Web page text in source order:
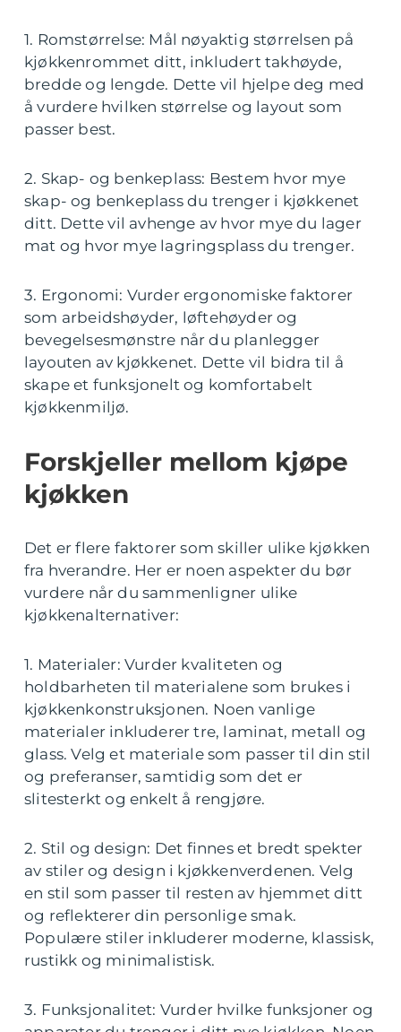
1. Romstørrelse: Mål nøyaktig størrelsen på
kjøkkenrommet ditt, inkludert takhøyde,
bredde og lengde. Dette vil hjelpe deg med
å vurdere hvilken størrelse og layout som
passer best.
2. Skap- og benkeplass: Bestem hvor mye
skap- og benkeplass du trenger i kjøkkenet
ditt. Dette vil avhenge av hvor mye du lager
mat og hvor mye lagringsplass du trenger.
3. Ergonomi: Vurder ergonomiske faktorer
som arbeidshøyder, løftehøyder og
bevegelsesmønstre når du planlegger
layouten av kjøkkenet. Dette vil bidra til å
skape et funksjonelt og komfortabelt
kjøkkenmiljø.
Forskjeller mellom kjøpe
kjøkken
Det er flere faktorer som skiller ulike kjøkken
fra hverandre. Her er noen aspekter du bør
vurdere når du sammenligner ulike
kjøkkenalternativer:
1. Materialer: Vurder kvaliteten og
holdbarheten til materialene som brukes i
kjøkkenkonstruksjonen. Noen vanlige
materialer inkluderer tre, laminat, metall og
glass. Velg et materiale som passer til din stil
og preferanser, samtidig som det er
slitesterkt og enkelt å rengjøre.
2. Stil og design: Det finnes et bredt spekter
av stiler og design i kjøkkenverdenen. Velg
en stil som passer til resten av hjemmet ditt
og reflekterer din personlige smak.
Populære stiler inkluderer moderne, klassisk,
rustikk og minimalistisk.
3. Funksjonalitet: Vurder hvilke funksjoner og